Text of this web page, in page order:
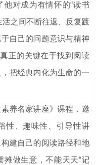
对成为有情怀的“读书
活之间不断往返、反复踱
自己的问题意识与精神
正的关键在于找到阅读
把经典内化为生命的一
养名家讲座》课程，邀
性、趣味性、引导性讲
建自己的阅读路径和地
摊做生意，不能天天“记